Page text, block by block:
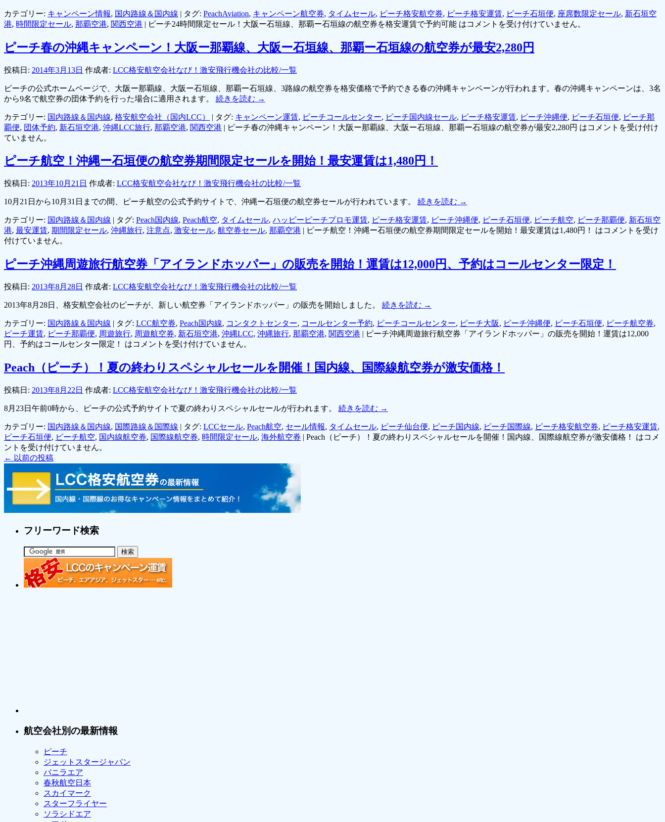
カテゴリー: キャンペーン情報, 国内路線＆国内線 | タグ: PeachAviation, キャンペーン航空券, タイムセール, ピーチ格安航空券, ピーチ格安運賃, ピーチ石垣便, 座席数限定セール, 新石垣空
港, 時間限定セール, 那覇空港, 関西空港 | ピーチ24時間限定セール！大阪ー石垣線、那覇ー石垣線の航空券を格安運賃で予約可能 はコメントを受け付けていません。
ピーチ春の沖縄キャンペーン！大阪ー那覇線、大阪ー石垣線、那覇ー石垣線の航空券が最安2,280円
投稿日: 2014年3月13日 作成者: LCC格安航空会社なび！激安飛行機会社の比較/一覧
ピーチの公式ホームページで、大阪ー那覇線、大阪ー石垣線、那覇ー石垣線、3路線の航空券を格安価格で予約できる春の沖縄キャンペーンが行われます。春の沖縄キャンペーンは、3名
から9名で航空券の団体予約を行った場合に適用されます。 続きを読む →
カテゴリー: 国内路線＆国内線, 格安航空会社（国内LCC） | タグ: キャンペーン運賃, ピーチコールセンター, ピーチ国内線セール, ピーチ格安運賃, ピーチ沖縄便, ピーチ石垣便, ピーチ那
覇便, 団体予約, 新石垣空港, 沖縄LCC旅行, 那覇空港, 関西空港 | ピーチ春の沖縄キャンペーン！大阪ー那覇線、大阪ー石垣線、那覇ー石垣線の航空券が最安2,280円 はコメントを受け付け
ていません。
ピーチ航空！沖縄ー石垣便の航空券期間限定セールを開始！最安運賃は1,480円！
投稿日: 2013年10月21日 作成者: LCC格安航空会社なび！激安飛行機会社の比較/一覧
10月21日から10月31日までの間、ピーチ航空の公式予約サイトで、沖縄ー石垣便の航空券セールが行われています。 続きを読む →
カテゴリー: 国内路線＆国内線 | タグ: Peach国内線, Peach航空, タイムセール, ハッピーピーチプロモ運賃, ピーチ格安運賃, ピーチ沖縄便, ピーチ石垣便, ピーチ航空, ピーチ那覇便, 新石垣空
港, 最安運賃, 期間限定セール, 沖縄旅行, 注意点, 激安セール, 航空券セール, 那覇空港 | ピーチ航空！沖縄ー石垣便の航空券期間限定セールを開始！最安運賃は1,480円！ はコメントを受け
付けていません。
ピーチ沖縄周遊旅行航空券「アイランドホッパー」の販売を開始！運賃は12,000円、予約はコールセンター限定！
投稿日: 2013年8月28日 作成者: LCC格安航空会社なび！激安飛行機会社の比較/一覧
2013年8月28日、格安航空会社のピーチが、新しい航空券「アイランドホッパー」の販売を開始しました。 続きを読む →
カテゴリー: 国内路線＆国内線 | タグ: LCC航空券, Peach国内線, コンタクトセンター, コールセンター予約, ピーチコールセンター, ピーチ大阪, ピーチ沖縄便, ピーチ石垣便, ピーチ航空券,
ピーチ運賃, ピーチ那覇便, 周遊旅行, 周遊航空券, 新石垣空港, 沖縄LCC, 沖縄旅行, 那覇空港, 関西空港 | ピーチ沖縄周遊旅行航空券「アイランドホッパー」の販売を開始！運賃は12,000
円、予約はコールセンター限定！ はコメントを受け付けていません。
Peach（ピーチ）！夏の終わりスペシャルセールを開催！国内線、国際線航空券が激安価格！
投稿日: 2013年8月22日 作成者: LCC格安航空会社なび！激安飛行機会社の比較/一覧
8月23日午前0時から、ピーチの公式予約サイトで夏の終わりスペシャルセールが行われます。 続きを読む →
カテゴリー: 国内路線＆国内線, 国際路線＆国際線 | タグ: LCCセール, Peach航空, セール情報, タイムセール, ピーチ仙台便, ピーチ国内線, ピーチ国際線, ピーチ格安航空券, ピーチ格安運賃,
ピーチ石垣便, ピーチ航空, 国内線航空券, 国際線航空券, 時間限定セール, 海外航空券 | Peach（ピーチ）！夏の終わりスペシャルセールを開催！国内線、国際線航空券が激安価格！ はコメ
ントを受け付けていません。
← 以前の投稿
フリーワード検索
航空会社別の最新情報
ピーチ
ジェットスタージャパン
バニラエア
春秋航空日本
スカイマーク
スターフライヤー
ソラシドエア